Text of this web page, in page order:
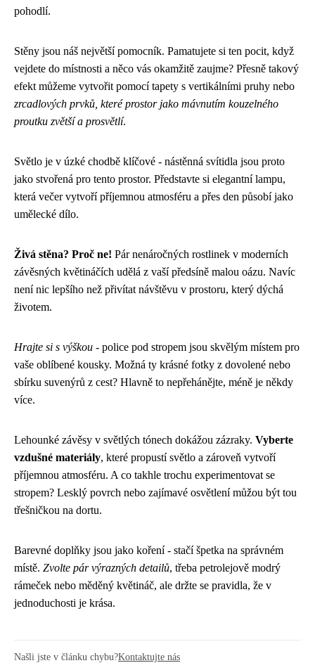
pohodlí.
Stěny jsou náš největší pomocník. Pamatujete si ten pocit, když
vejdete do místnosti a něco vás okamžitě zaujme? Přesně takový
efekt můžeme vytvořit pomocí tapety s vertikálními pruhy nebo
zrcadlových prvků, které prostor jako mávnutím kouzelného
proutku zvětší a prosvětlí.
Světlo je v úzké chodbě klíčové - nástěnná svítidla jsou proto
jako stvořená pro tento prostor. Představte si elegantní lampu,
která večer vytvoří příjemnou atmosféru a přes den působí jako
umělecké dílo.
Živá stěna? Proč ne! Pár nenáročných rostlinek v moderních
závěsných květináčích udělá z vaší předsíně malou oázu. Navíc
není nic lepšího než přivítat návštěvu v prostoru, který dýchá
životem.
Hrajte si s výškou - police pod stropem jsou skvělým místem pro
vaše oblíbené kousky. Možná ty krásné fotky z dovolené nebo
sbírku suvenýrů z cest? Hlavně to nepřehánějte, méně je někdy
více.
Lehounké závěsy v světlých tónech dokážou zázraky. Vyberte
vzdušné materiály, které propustí světlo a zároveň vytvoří
příjemnou atmosféru. A co takhle trochu experimentovat se
stropem? Lesklý povrch nebo zajímavé osvětlení můžou být tou
třešničkou na dortu.
Barevné doplňky jsou jako koření - stačí špetka na správném
místě. Zvolte pár výrazných detailů, třeba petrolejově modrý
rámeček nebo měděný květináč, ale držte se pravidla, že v
jednoduchosti je krása.
Našli jste v článku chybu?Kontaktujte nás